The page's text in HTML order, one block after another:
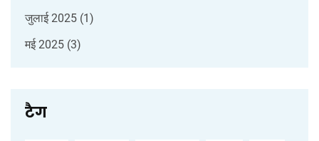
जुलाई 2025 (1)
मई 2025 (3)
टैग